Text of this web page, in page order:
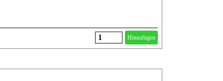
Hinzufügen